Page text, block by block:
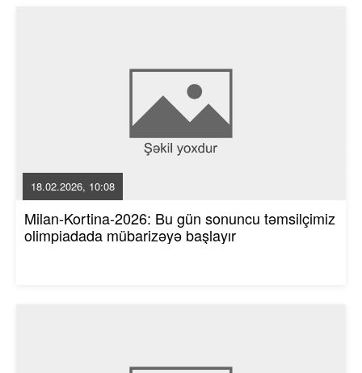
18.02.2026, 10:08
Milan-Kortina-2026: Bu gün sonuncu təmsilçimiz
olimpiadada mübarizəyə başlayır